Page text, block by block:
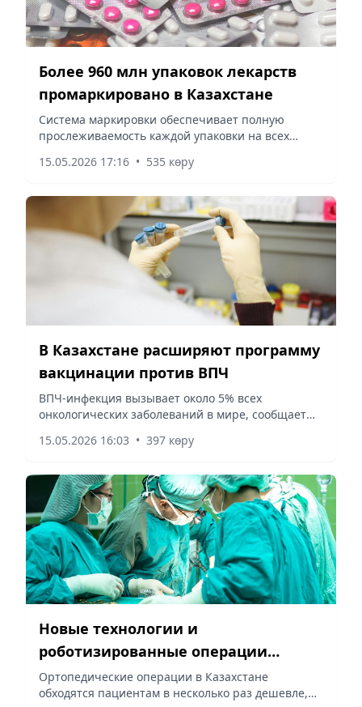
Более 960 млн упаковок лекарств
промаркировано в Казахстане
Система маркировки обеспечивает полную
прослеживаемость каждой упаковки на всех
15.05.2026 17:16 • 535 көру
В Казахстане расширяют программу
вакцинации против ВПЧ
ВПЧ-инфекция вызывает около 5% всех
онкологических заболеваний в мире, сообщает
15.05.2026 16:03 • 397 көру
Новые технологии и
роботизированные операции
развивают травматологическую
службу Казахстана
Ортопедические операции в Казахстане
обходятся пациентам в несколько раз дешевле,